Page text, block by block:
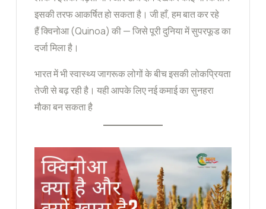
इसकी तरफ आकर्षित हो सकता है। जी हाँ, हम बात कर रहे
हैं क्विनोआ (Quinoa) की — जिसे पूरी दुनिया में सुपरफूड का
दर्जा मिला है।
भारत में भी स्वास्थ्य जागरूक लोगों के बीच इसकी लोकप्रियता
तेजी से बढ़ रही है। यही आपके लिए नई कमाई का सुनहरा
मौका बन सकता है